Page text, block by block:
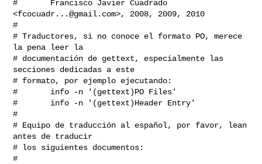
#       Francisco Javier Cuadrado
<fcocuadr...@gmail.com>, 2008, 2009, 2010
#
# Traductores, si no conoce el formato PO, merece
la pena leer la
# documentación de gettext, especialmente las
secciones dedicadas a este
# formato, por ejemplo ejecutando:
#       info -n '(gettext)PO Files'
#       info -n '(gettext)Header Entry'
#
# Equipo de traducción al español, por favor, lean
antes de traducir
# los siguientes documentos:
#